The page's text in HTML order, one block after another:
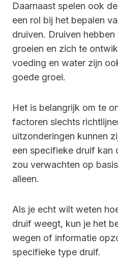
Daarnaast spelen ook
een rol bij het bepalen
druiven. Druiven
groeien en zich te
voeding en water zijn
goede groei.
Het is belangrijk om te
factoren slechts
uitzonderingen kunnen
een specifieke druif kan
zou verwachten op
alleen.
Als je echt wilt weten
druif weegt, kun je het
wegen of informatie
specifieke type druif.